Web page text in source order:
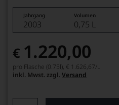
Jahrgang Volumen
2003 0,75 L
€ 1.220,00
pro Flasche (0.75l), € 1.626,67/L
inkl. Mwst. zzgl. Versand